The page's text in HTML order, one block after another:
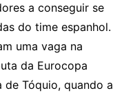
a conseguir se
do time espanhol.
uma vaga na
da Eurocopa
Tóquio, quando a